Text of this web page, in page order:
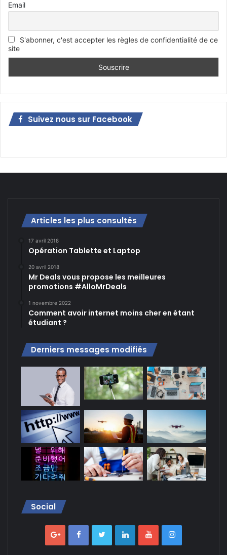
Email
S'abonner, c'est accepter les règles de confidentialité de ce
site
Suivez nous sur Facebook
Articles les plus consultés
17 avril 2018
Opération Tablette et Laptop
20 avril 2018
Mr Deals vous propose les meilleures
promotions #AlloMrDeals
1 novembre 2022
Comment avoir internet moins cher en étant
étudiant ?
Derniers messages modifiés
Social